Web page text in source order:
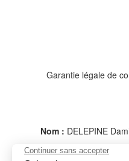
Garantie légale de
Nom : DELEPINE
Adresse :